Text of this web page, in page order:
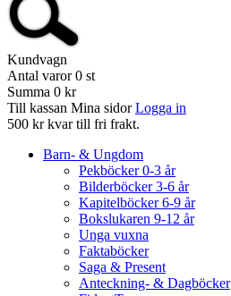
Kundvagn
Antal varor 0 st
Summa 0 kr
Till kassan Mina sidor Logga in
500 kr kvar till fri frakt.
Barn- & Ungdom
Pekböcker 0-3 år
Bilderböcker 3-6 år
Kapitelböcker 6-9 år
Bokslukaren 9-12 år
Unga vuxna
Faktaböcker
Saga & Present
Anteckning- & Dagböcker